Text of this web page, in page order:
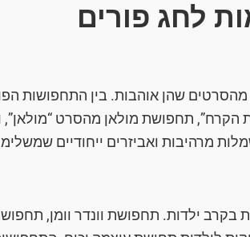
לחג פורים
שהן אוהבות. בין התחפושות
הקרח”, תחפושת מולאן מהסרט
מרהיבות ואביזרים ייחודיים
בקרב ילדות. תחפושת וונדר וומן,